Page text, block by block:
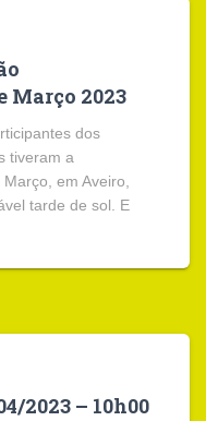
Março 2023
dos
tiveram a
em Aveiro,
tarde de sol. E
2023 – 10h00